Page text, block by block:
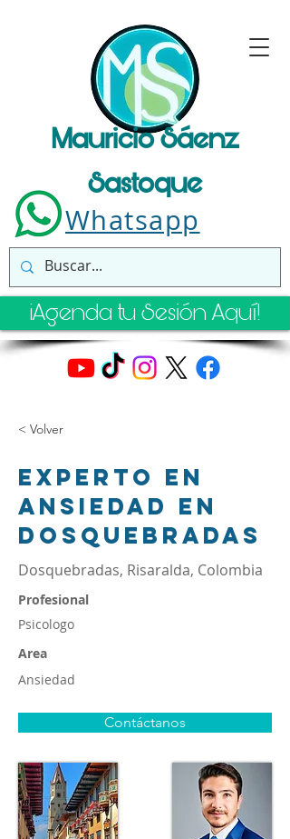
Mauricio Sáenz
Sastoque
Whatsapp
¡Agenda tu Sesión Aquí!
< Volver
Experto en
ansiedad en
Dosquebradas
Dosquebradas, Risaralda, Colombia
Profesional
Psicologo
Area
Ansiedad
Contáctanos